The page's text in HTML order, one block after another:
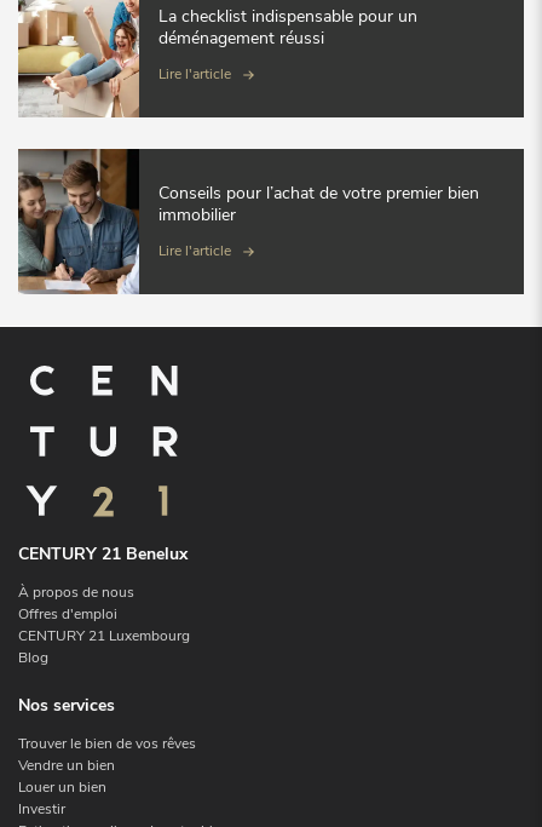
La checklist indispensable pour un
déménagement réussi
Lire l'article
Conseils pour l’achat de votre premier bien
immobilier
Lire l'article
CENTURY 21 Benelux
À propos de nous
Offres d'emploi
CENTURY 21 Luxembourg
Blog
Nos services
Trouver le bien de vos rêves
Vendre un bien
Louer un bien
Investir